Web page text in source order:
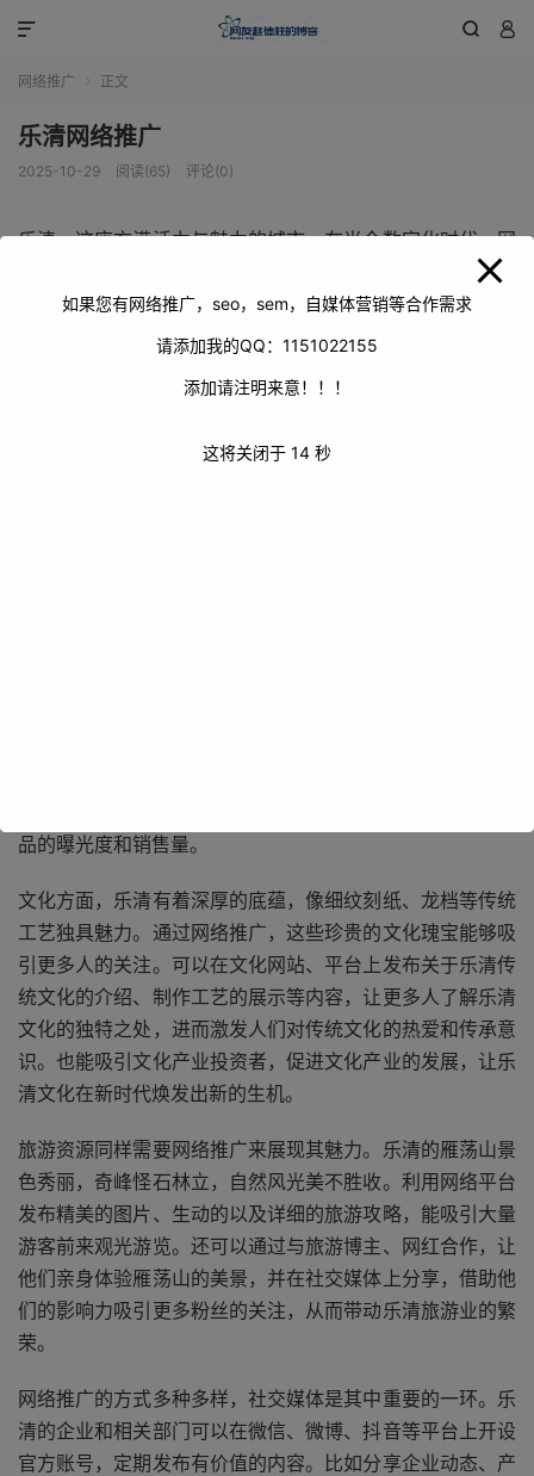
 

网络推广 正文
乐清网络推广
2025-10-29 阅读(65) 评论(0)
乐清，这座充满活力与魅力的城市，在当今数字化时代，网
络推广对于其经济发展、文化传播等方面有着至关重要的意
义。网络推广就像是乐清走向更广阔天地的桥梁，能让乐清
的特色产品、独特文化以及各项优势被更多人知晓。
品的曝光度和销售量。
文化方面，乐清有着深厚的底蕴，像细纹刻纸、龙档等传统
工艺独具魅力。通过网络推广，这些珍贵的文化瑰宝能够吸
引更多人的关注。可以在文化网站、平台上发布关于乐清传
统文化的介绍、制作工艺的展示等内容，让更多人了解乐清
文化的独特之处，进而激发人们对传统文化的热爱和传承意
识。也能吸引文化产业投资者，促进文化产业的发展，让乐
清文化在新时代焕发出新的生机。
旅游资源同样需要网络推广来展现其魅力。乐清的雁荡山景
色秀丽，奇峰怪石林立，自然风光美不胜收。利用网络平台
发布精美的图片、生动的以及详细的旅游攻略，能吸引大量
游客前来观光游览。还可以通过与旅游博主、网红合作，让
他们亲身体验雁荡山的美景，并在社交媒体上分享，借助他
们的影响力吸引更多粉丝的关注，从而带动乐清旅游业的繁
荣。
网络推广的方式多种多样，社交媒体是其中重要的一环。乐
清的企业和相关部门可以在微信、微博、抖音等平台上开设
官方账号，定期发布有价值的内容。比如分享企业动态、产
如果您有网络推广，seo，sem，自媒体营销等合作需求
请添加我的QQ：1151022155
添加请注明来意！！！
这将关闭于 14 秒